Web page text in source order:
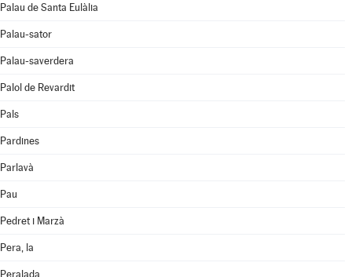
Palau de Santa Eulàlia
Palau-sator
Palau-saverdera
Palol de Revardit
Pals
Pardines
Parlavà
Pau
Pedret i Marzà
Pera, la
Peralada